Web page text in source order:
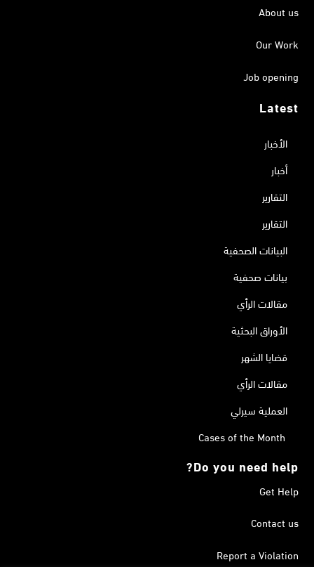
About us
Our Work
Job opening
Latest
الأخبار
أخبار
التقارير
التقارير
البيانات الصحفية
بيانات صحفية
مقالات الرأي
الأوراق البحثية
قضايا الشهر
مقالات الرأي
العملية سيرلي
Cases of the Month
Do you need help?
Get Help
Contact us
Report a Violation